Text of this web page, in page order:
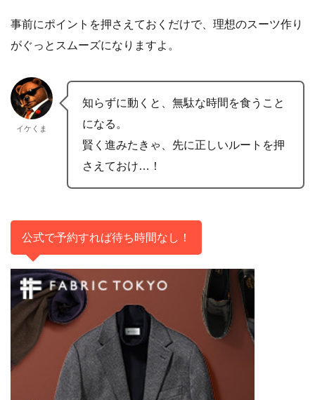
事前にポイントを押さえておくだけで、理想のスーツ作り
がぐっとスムーズになりますよ。
イケくま
知らずに動くと、無駄な時間を食うこと
になる。
賢く進みたきゃ、先に正しいルートを押
さえておけ…！
公式で予約すれば待ち時間なし！